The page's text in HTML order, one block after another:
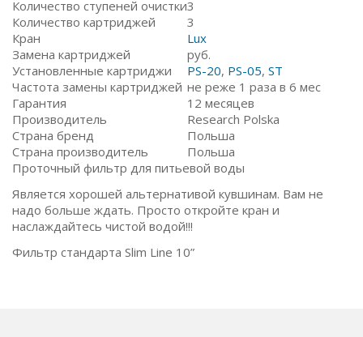
Количество ступеней очистки3
Количество картриджей
3
Кран
Lux
Замена картриджей
руб.
Установленные картриджи
PS-20, PS-05, ST
Частота замены картриджей не реже 1 раза в 6 мес
Гарантия
12 месяцев
Производитель
Research Polska
Страна бренд
Польша
Страна производитель
Польша
Проточный фильтр для питьевой воды
Является хорошей альтернативой кувшинам. Вам не
надо больше ждать. Просто откройте кран и
наслаждайтесь чистой водой!!!
Фильтр стандарта Slim Line 10”